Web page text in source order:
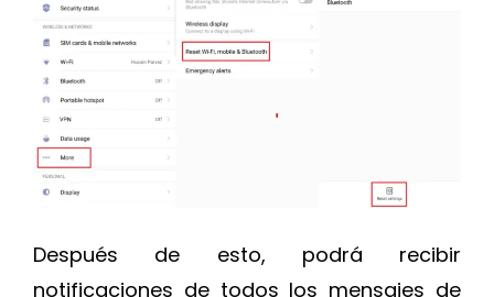
Después de esto, podrá recibir
notificaciones de todos los mensajes de